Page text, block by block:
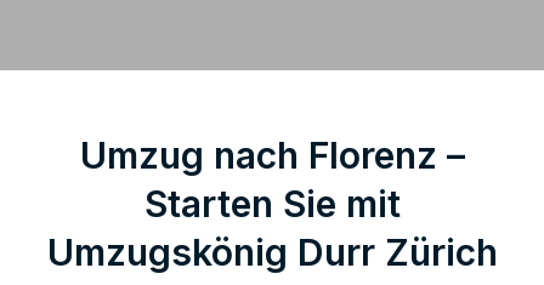
Umzug nach Florenz –
Starten Sie mit
Umzugskönig Durr Zürich